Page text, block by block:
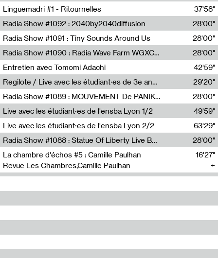
Reboot.fm
Linguemadri #1 - Ritournelles
Meris Angioletti
37'58"
Radia Show #1092 : 2040by2040diffusion
Diffusion FM
28'00"
Radia Show #1091 : Tiny Sounds Around Us
Radio Študent
28'00"
Radia Show #1090 : Radia Wave Farm WGXC Corey De Juan Sherrard Jr Startalk
Wave Farm
28'00"
Entretien avec Tomomi Adachi
Tomomi Adachi,Loraine Baud
42'59"
Regilote / Live avec les étudiant·es de 3e année de l'EMA
Nima Henryon,Athéna Noël,Amir Genillon,Ibourayane Ahmadi,Manelle Cherrih,Honorine Gibello,John Weeber,Manon Joseph
29'20"
Radia Show #1089 : MOUVEMENT De PANIK (Radio Panik)
Radio Panik
28'00"
Live avec les étudiant·es de l'ensba Lyon 1/2
49'59"
Live avec les étudiant·es de l'ensba Lyon 2/2
63'29"
Radia Show #1088 : Statue Of Liberty Live By Ed Baxter (Resonance)
Resonance
28'00"
La chambre d'échos #5 : Camille Paulhan
Revue Les Chambres,Camille Paulhan
16'27"